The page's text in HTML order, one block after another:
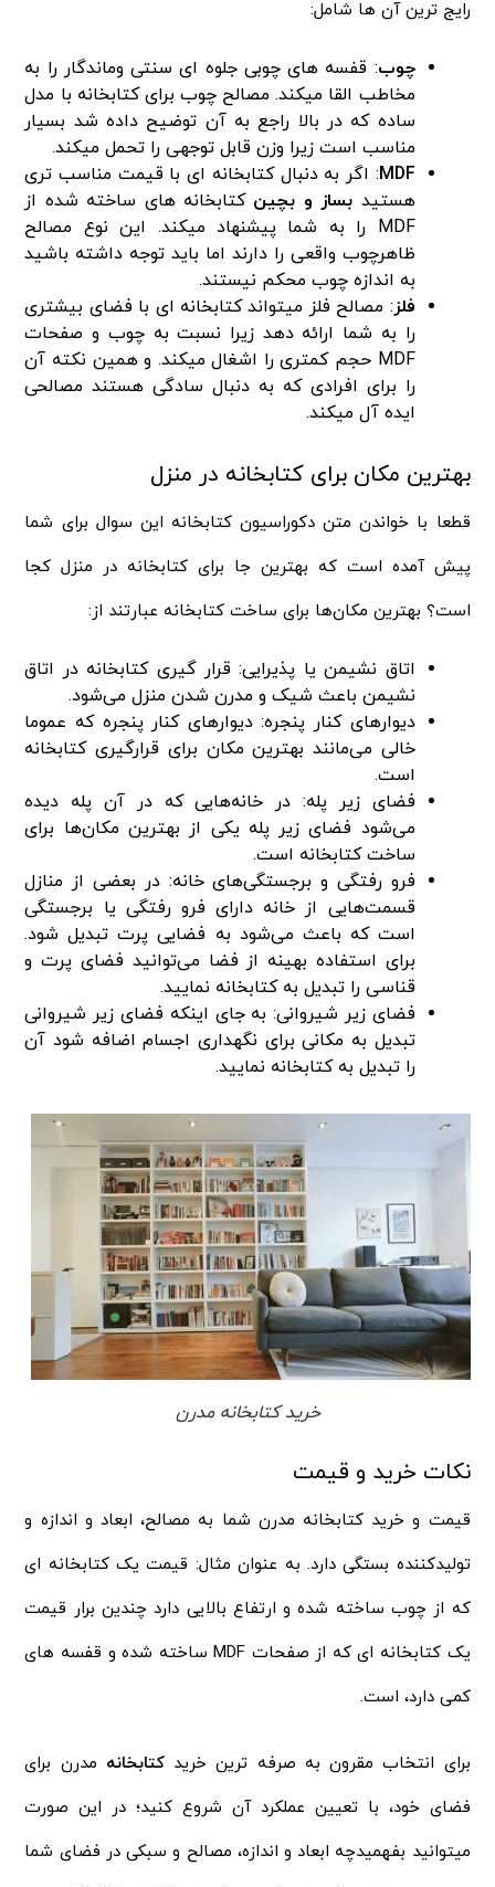
رایج ترین آن ها شامل:
چوب: قفسه های چوبی جلوه ای سنتی وماندگار را به
مخاطب القا میکند. مصالح چوب برای کتابخانه با مدل
ساده که در بالا راجع به آن توضیح داده شد بسیار
مناسب است زیرا وزن قابل توجهی را تحمل میکند.
MDF: اگر به دنبال کتابخانه ای با قیمت مناسب تری
هستید بساز و بچین کتابخانه های ساخته شده از
MDF را به شما پیشنهاد میکند. این نوع مصالح
ظاهرچوب واقعی را دارند اما باید توجه داشته باشید
به اندازه چوب محکم نیستند.
فلز: مصالح فلز میتواند کتابخانه ای با فضای بیشتری
را به شما ارائه دهد زیرا نسبت به چوب و صفحات
MDF حجم کمتری را اشغال میکند. و همین نکته آن
را برای افرادی که به دنبال سادگی هستند مصالحی
ایده آل میکند.
بهترین مکان برای کتابخانه در منزل
قطعا با خواندن متن دکوراسیون کتابخانه این سوال برای شما
پیش آمده است که بهترین جا برای کتابخانه در منزل کجا
است؟ بهترین مکان‌ها برای ساخت کتابخانه عبارتند از:
اتاق نشیمن یا پذیرایی: قرار گیری کتابخانه در اتاق
نشیمن باعث شیک و مدرن شدن منزل می‌شود.
دیوارهای کنار پنجره: دیوارهای کنار پنجره که عموما
خالی می‌مانند بهترین مکان برای قرارگیری کتابخانه
است.
فضای زیر پله: در خانه‌هایی که در آن پله دیده
می‌شود فضای زیر پله یکی از بهترین مکان‌ها برای
ساخت کتابخانه است.
فرو رفتگی و برجستگی‌های خانه: در بعضی از منازل
قسمت‌هایی از خانه دارای فرو رفتگی یا برجستگی
است که باعث می‌شود به فضایی پرت تبدیل شود.
برای استفاده بهینه از فضا می‌توانید فضای پرت و
قناسی را تبدیل به کتابخانه نمایید.
فضای زیر شیروانی: به جای اینکه فضای زیر شیروانی
تبدیل به مکانی برای نگهداری اجسام اضافه شود آن
را تبدیل به کتابخانه نمایید.
خرید کتابخانه مدرن
نکات خرید و قیمت
قیمت و خرید کتابخانه مدرن شما به مصالح، ابعاد و اندازه و
تولیدکننده بستگی دارد. به عنوان مثال: قیمت یک کتابخانه ای
که از چوب ساخته شده و ارتفاع بالایی دارد چندین برار قیمت
یک کتابخانه ای که از صفحات MDF ساخته شده و قفسه های
کمی دارد، است.
برای انتخاب مقرون به صرفه ترین خریدکتابخانه مدرن برای
فضای خود، با تعیین عملکرد آن شروع کنید؛ در این صورت
میتوانید بفهمیدچه ابعاد و اندازه، مصالح و سبکی در فضای شما